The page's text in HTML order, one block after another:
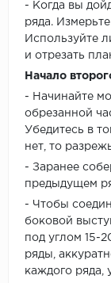
- Когда вы
ряда.
Используйте
и отрезать
Начало
- Начинайте
обрезанной
Убедитесь в
нет, то
- Заранее
предыдущем
- Чтобы
боковой
под углом 15-
ряды,
каждого ряда,